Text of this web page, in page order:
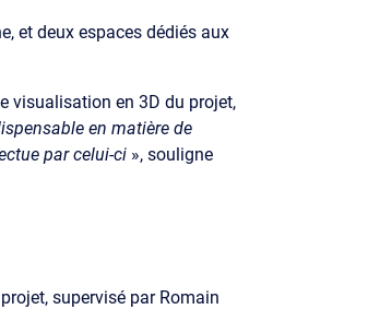
et deux espaces dédiés aux
visualisation en 3D du projet,
en matière de
par celui-ci », souligne
supervisé par Romain